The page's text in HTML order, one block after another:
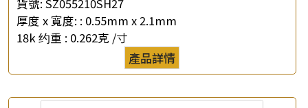
貨號: SZ055210SH27
厚度 x 寬度: : 0.55mm x 2.1mm
18k 约重 : 0.262克 /寸
產品詳情